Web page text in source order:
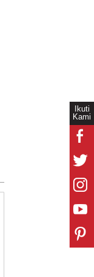
Ikuti
Kami
Andi